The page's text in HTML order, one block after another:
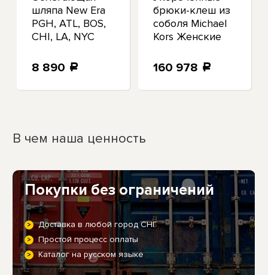
шляпа New Era
PGH, ATL, BOS,
CHI, LA, NYC
Heart 59FIFTY
8 890 a
брюки-клеш из
соболя Michael
Kors Женские
160 978 a
В чем наша ценность
Покупки без ограничений
Доставка в любой город СНГ
Простой процесс оплаты
Каталог на русском языке